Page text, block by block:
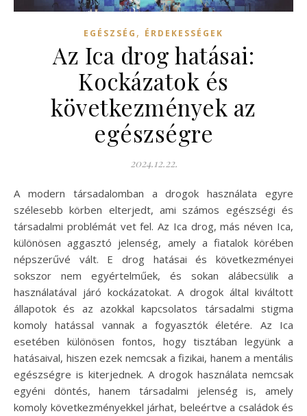
EGÉSZSÉG , ÉRDEKESSÉGEK
Az Ica drog hatásai:
Kockázatok és
következmények az
egészségre
2024.12.22.
A modern társadalomban a drogok használata egyre
szélesebb körben elterjedt, ami számos egészségi és
társadalmi problémát vet fel. Az Ica drog, más néven Ica,
különösen aggasztó jelenség, amely a fiatalok körében
népszerűvé vált. E drog hatásai és következményei
sokszor nem egyértelműek, és sokan alábecsülik a
használatával járó kockázatokat. A drogok által kiváltott
állapotok és az azokkal kapcsolatos társadalmi stigma
komoly hatással vannak a fogyasztók életére. Az Ica
esetében különösen fontos, hogy tisztában legyünk a
hatásaival, hiszen ezek nemcsak a fizikai, hanem a mentális
egészségre is kiterjednek. A drogok használata nemcsak
egyéni döntés, hanem társadalmi jelenség is, amely
komoly következményekkel járhat, beleértve a családok és